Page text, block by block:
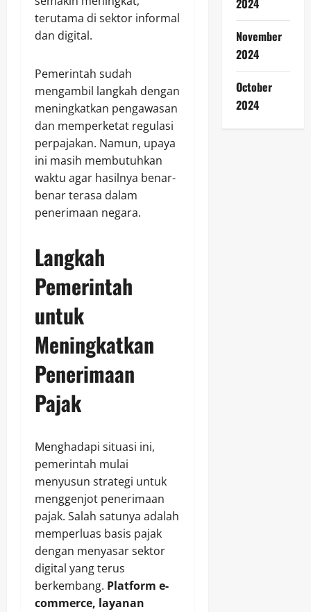
terutama di sektor informal
dan digital.
Pemerintah sudah
mengambil langkah dengan
meningkatkan pengawasan
dan memperketat regulasi
perpajakan. Namun, upaya
ini masih membutuhkan
waktu agar hasilnya benar-
benar terasa dalam
penerimaan negara.
Langkah
Pemerintah
untuk
Meningkatkan
Penerimaan
Pajak
Menghadapi situasi ini,
pemerintah mulai
menyusun strategi untuk
menggenjot penerimaan
pajak. Salah satunya adalah
memperluas basis pajak
dengan menyasar sektor
digital yang terus
berkembang. Platform e-
commerce, layanan
2024
November
2024
October
2024